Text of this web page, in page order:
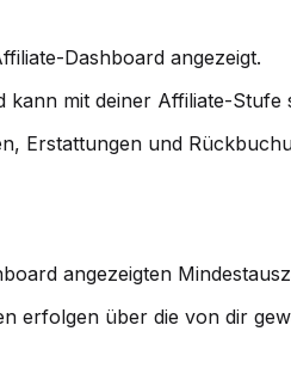
Dashboard angezeigt.
mit deiner Affiliate-Stufe
Erstattungen und
angezeigten
erfolgen über die von dir